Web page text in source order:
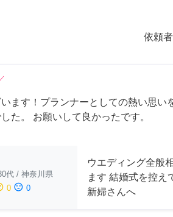
依頼
ます！プランナーとしての熱い思い
た。 お願いして良かったです。
代 / 神奈川県
0 sentiment_dissatisfied 0
ウエディング全般
ます 結婚式を控え
新婦さんへ